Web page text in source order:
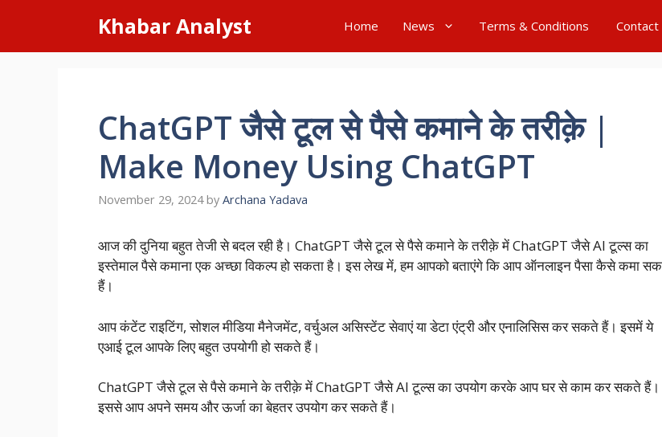
content
Khabar Analyst Home News Terms & Conditions Contact
ChatGPT जैसे टूल से पैसे कमाने के तरीक़े |
Make Money Using ChatGPT
November 29, 2024 by Archana Yadava
आज की दुनिया बहुत तेजी से बदल रही है। ChatGPT जैसे टूल से पैसे कमाने के तरीक़े में ChatGPT जैसे AI टूल्स का
इस्तेमाल पैसे कमाना एक अच्छा विकल्प हो सकता है। इस लेख में, हम आपको बताएंगे कि आप ऑनलाइन पैसा कैसे कमा
हैं।
आप कंटेंट राइटिंग, सोशल मीडिया मैनेजमेंट, वर्चुअल असिस्टेंट सेवाएं या डेटा एंट्री और एनालिसिस कर सकते हैं। इसमें ये
एआई टूल आपके लिए बहुत उपयोगी हो सकते हैं।
ChatGPT जैसे टूल से पैसे कमाने के तरीक़े में ChatGPT जैसे AI टूल्स का उपयोग करके आप घर से काम कर सकते हैं।
इससे आप अपने समय और ऊर्जा का बेहतर उपयोग कर सकते हैं।